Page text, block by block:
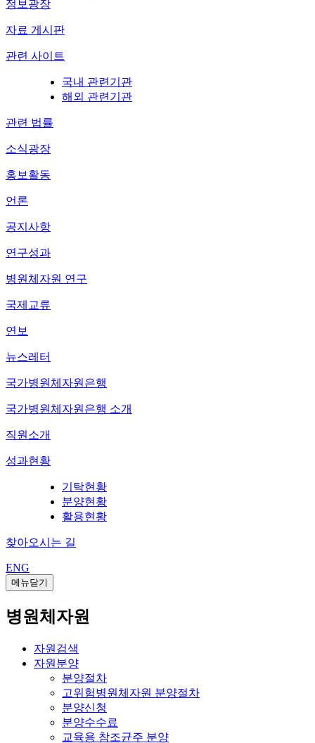
정보광장
자료 게시판
관련 사이트
국내 관련기관
해외 관련기관
관련 법률
소식광장
홍보활동
언론
공지사항
연구성과
병원체자원 연구
국제교류
연보
뉴스레터
국가병원체자원은행
국가병원체자원은행 소개
직원소개
성과현황
기탁현황
분양현황
활용현황
찾아오시는 길
ENG
메뉴닫기
병원체자원
자원검색
자원분양
분양절차
고위험병원체자원 분양절차
분양신청
분양수수료
교육용 참조균주 분양